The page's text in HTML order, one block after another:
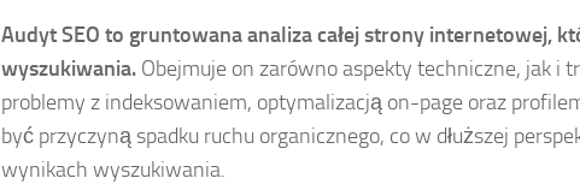
Audyt SEO to gruntowana analiza całej strony internetowej,
wyszukiwania. Obejmuje on zarówno aspekty techniczne, jak i
problemy z indeksowaniem, optymalizacją on-page oraz
być przyczyną spadku ruchu organicznego, co w dłuższej
wynikach wyszukiwania.